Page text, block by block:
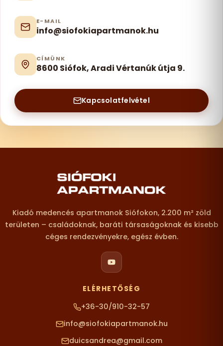
E-MAIL
info@siofokiapartmanok.hu
CÍMÜNK
8600 Siófok, Aradi Vértanúk útja 9.
Kapcsolatfelvétel
Lábléc – elérhetőségek
Kiadó medencés apartmanok Siófokon, 2.200 m² zöld
területen – családoknak, baráti társaságoknak és kisebb
céges rendezvényekre, egész évben.
ELÉRHETŐSÉG
+36-30/910-32-57
info@siofokiapartmanok.hu
duicsandrea@gmail.com